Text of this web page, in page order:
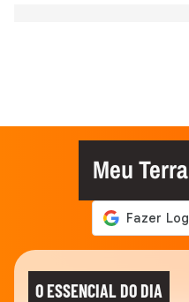
Meu Terra
O ESSENCIAL DO DIA